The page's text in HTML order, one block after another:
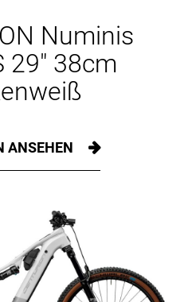
Numinis
29" 38cm
ANSEHEN